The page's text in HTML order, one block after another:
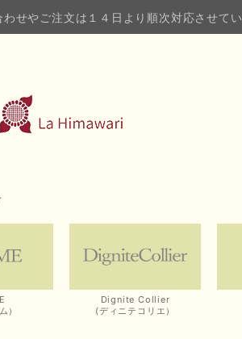
せやご注文は１４日より順次対応させてい
）
Dignite Collier
(ディニテコリエ）